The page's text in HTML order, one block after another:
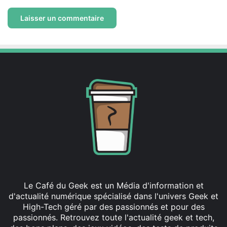
Le Café du Geek est un Média d'information et
d'actualité numérique spécialisé dans l'univers Geek et
High-Tech géré par des passionnés et pour des
passionnés. Retrouvez toute l'actualité geek et tech,